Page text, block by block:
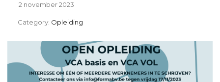
2 november 2023
Category: Opleiding